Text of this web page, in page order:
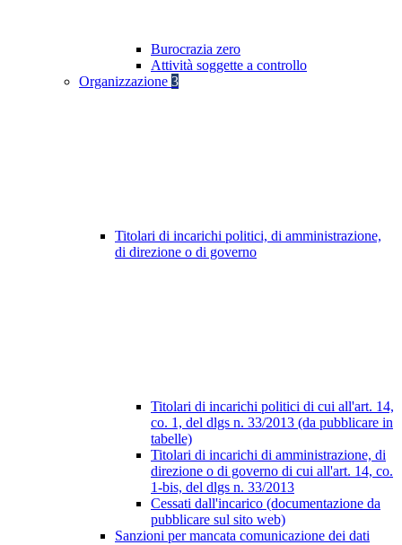
Burocrazia zero
Attività soggette a controllo
Organizzazione 3
Titolari di incarichi politici, di amministrazione,
di direzione o di governo
Titolari di incarichi politici di cui all'art. 14,
co. 1, del dlgs n. 33/2013 (da pubblicare in
tabelle)
Titolari di incarichi di amministrazione, di
direzione o di governo di cui all'art. 14, co.
1-bis, del dlgs n. 33/2013
Cessati dall'incarico (documentazione da
pubblicare sul sito web)
Sanzioni per mancata comunicazione dei dati